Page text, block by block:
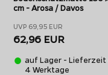
cm - Arosa / Davos
UVP 69,95 EUR
62,96 EUR
auf Lager - Lieferzeit
4 Werktage